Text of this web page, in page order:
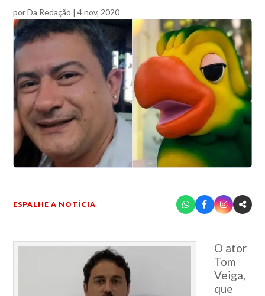
porDa Redação |4 nov, 2020
ESPALHE A NOTÍCIA
O ator
Tom
Veiga,
que